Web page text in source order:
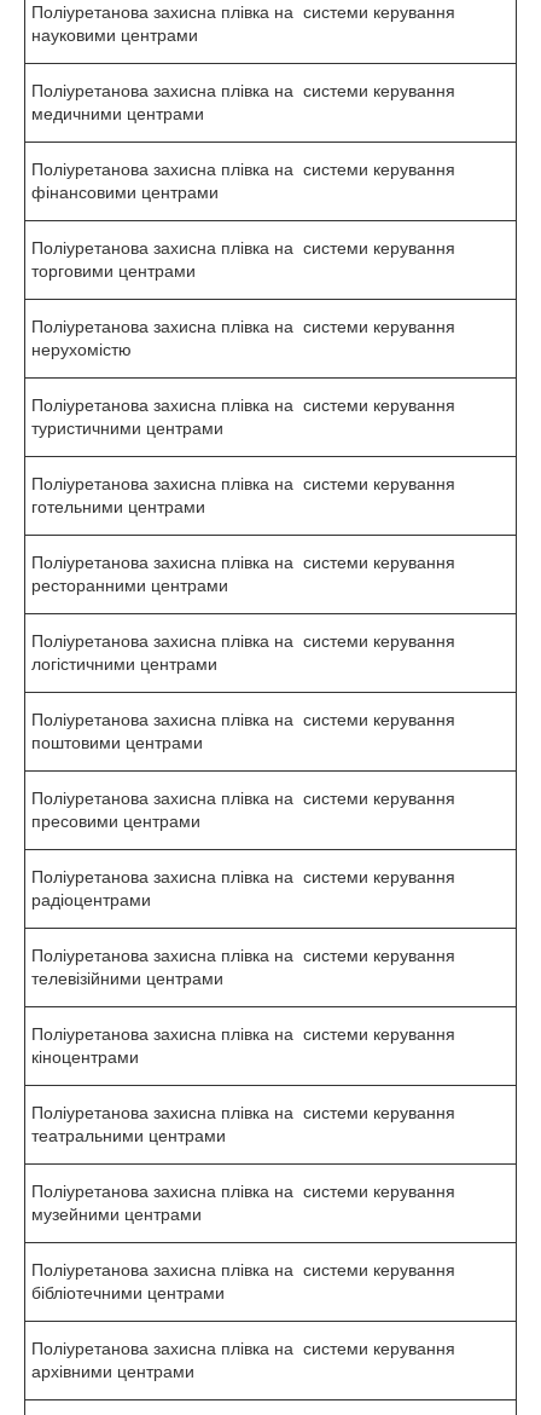
Поліуретанова захисна плівка на системи керування
науковими центрами
Поліуретанова захисна плівка на системи керування
медичними центрами
Поліуретанова захисна плівка на системи керування
фінансовими центрами
Поліуретанова захисна плівка на системи керування
торговими центрами
Поліуретанова захисна плівка на системи керування
нерухомістю
Поліуретанова захисна плівка на системи керування
туристичними центрами
Поліуретанова захисна плівка на системи керування
готельними центрами
Поліуретанова захисна плівка на системи керування
ресторанними центрами
Поліуретанова захисна плівка на системи керування
логістичними центрами
Поліуретанова захисна плівка на системи керування
поштовими центрами
Поліуретанова захисна плівка на системи керування
пресовими центрами
Поліуретанова захисна плівка на системи керування
радіоцентрами
Поліуретанова захисна плівка на системи керування
телевізійними центрами
Поліуретанова захисна плівка на системи керування
кіноцентрами
Поліуретанова захисна плівка на системи керування
театральними центрами
Поліуретанова захисна плівка на системи керування
музейними центрами
Поліуретанова захисна плівка на системи керування
бібліотечними центрами
Поліуретанова захисна плівка на системи керування
архівними центрами